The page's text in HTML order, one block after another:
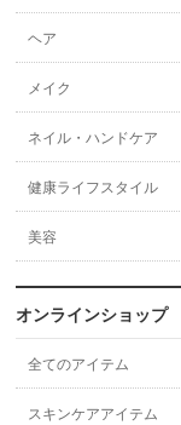
ヘア
メイク
ネイル・ハンドケア
健康ライフスタイル
美容
オンラインショップ
全てのアイテム
スキンケアアイテム